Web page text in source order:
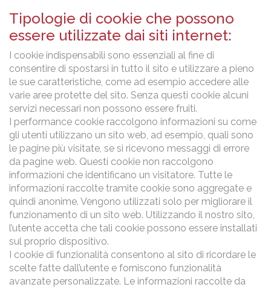
Tipologie di cookie che possono
essere utilizzate dai siti internet:
I cookie indispensabili sono essenziali al fine di
consentire di spostarsi in tutto il sito e utilizzare a pieno
le sue caratteristiche, come ad esempio accedere alle
varie aree protette del sito. Senza questi cookie alcuni
servizi necessari non possono essere fruiti.
I performance cookie raccolgono informazioni su come
gli utenti utilizzano un sito web, ad esempio, quali sono
le pagine più visitate, se si ricevono messaggi di errore
da pagine web. Questi cookie non raccolgono
informazioni che identificano un visitatore. Tutte le
informazioni raccolte tramite cookie sono aggregate e
quindi anonime. Vengono utilizzati solo per migliorare il
funzionamento di un sito web. Utilizzando il nostro sito,
l’utente accetta che tali cookie possono essere installati
sul proprio dispositivo.
I cookie di funzionalità consentono al sito di ricordare le
scelte fatte dall’utente e forniscono funzionalità
avanzate personalizzate. Le informazioni raccolte da